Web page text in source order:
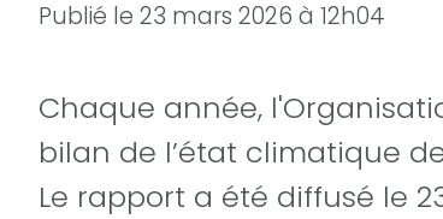
Publié le 23 mars 2026 à 12h04
Chaque année,
bilan de l’état climatique
Le rapport a été diffusé le